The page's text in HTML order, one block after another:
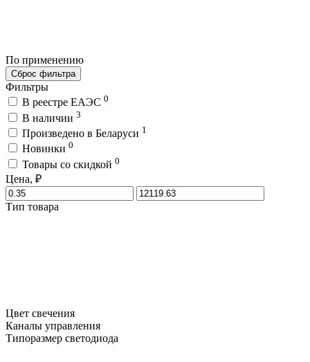
По применению
Сброс фильтра
Фильтры
В реестре ЕАЭС 0
В наличии 3
Произведено в Беларуси 1
Новинки 0
Товары со скидкой 0
Цена, ₽
Тип товара
Цвет свечения
Каналы управления
Типоразмер светодиода